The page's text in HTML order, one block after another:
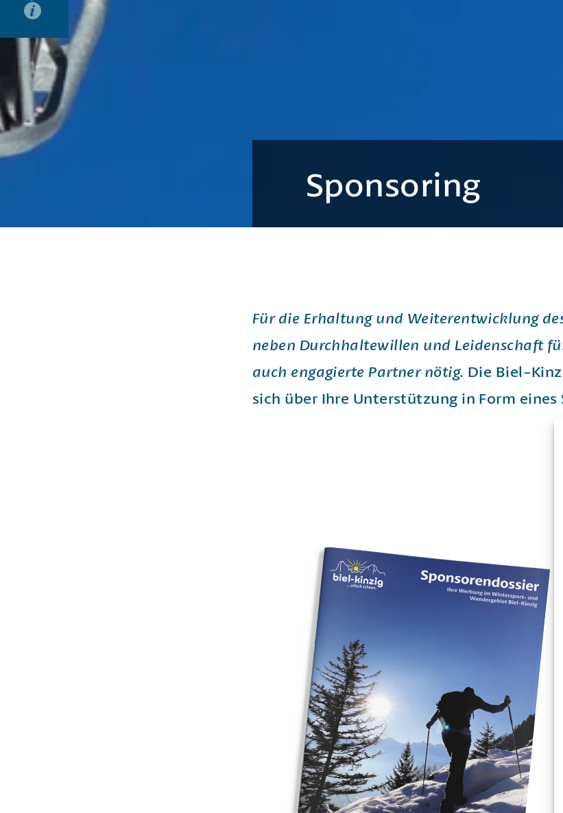
Sponsoring
Für die Erhaltung und Weiterentwicklung
neben Durchhaltewillen und Leidenschaft
auch engagierte Partner nötig. Die Biel-
sich über Ihre Unterstützung in Form eines